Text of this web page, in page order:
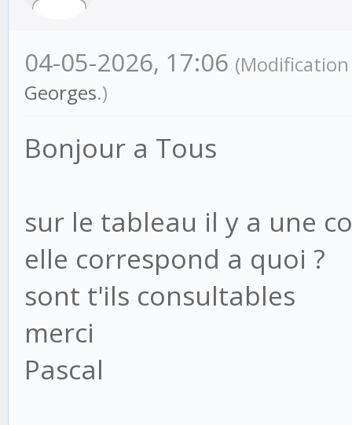
04-05-2026, 17:06
Georges.)
Bonjour a Tous
sur le tableau il y a une
elle correspond a quoi ?
sont t'ils consultables
merci
Pascal